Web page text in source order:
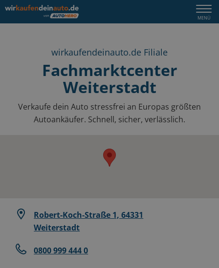
MENÜ
wirkaufendeinauto.de Filiale
Fachmarktcenter
Weiterstadt
Verkaufe dein Auto stressfrei an Europas größten
Autoankäufer. Schnell, sicher, verlässlich.
Robert-Koch-Straße 1, 64331
Weiterstadt
0800 999 444 0